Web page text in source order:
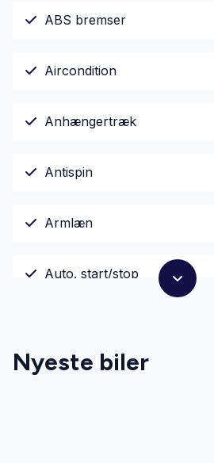
ABS bremser
Aircondition
Anhængertræk
Antispin
Armlæn
Auto. start/stop
Bluetooth
Nyeste biler